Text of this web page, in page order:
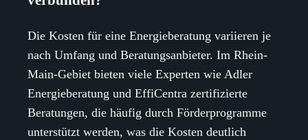
Die Kosten für eine Energieberatung variieren je
nach Umfang und Beratungsanbieter. Im Rhein-
Main-Gebiet bieten viele Experten wie Adler
Energieberatung und EffiCentra zertifizierte
Beratungen, die häufig durch Förderprogramme
unterstützt werden, was die Kosten deutlich